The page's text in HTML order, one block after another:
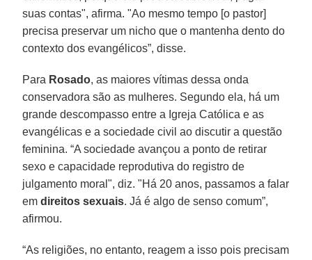
suas contas", afirma. "Ao mesmo tempo [o pastor]
precisa preservar um nicho que o mantenha dento do
contexto dos evangélicos”, disse.
Para Rosado, as maiores vítimas dessa onda
conservadora são as mulheres. Segundo ela, há um
grande descompasso entre a Igreja Católica e as
evangélicas e a sociedade civil ao discutir a questão
feminina. “A sociedade avançou a ponto de retirar
sexo e capacidade reprodutiva do registro de
julgamento moral", diz. "Há 20 anos, passamos a falar
emdireitos sexuais. Já é algo de senso comum”,
afirmou.
“As religiões, no entanto, reagem a isso pois precisam